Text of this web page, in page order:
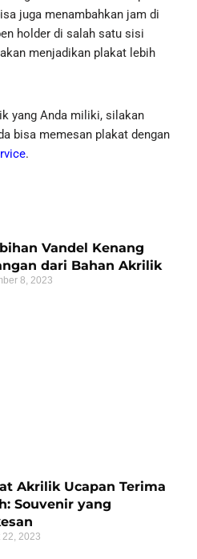
juga menambahkan jam di
holder di salah satu sisi
menjadikan plakat lebih
yang Anda miliki, silakan
bisa memesan plakat dengan
.
Vandel Kenang
dari Bahan Akrilik
8, 2023
Akrilik Ucapan Terima
Souvenir yang
22, 2023